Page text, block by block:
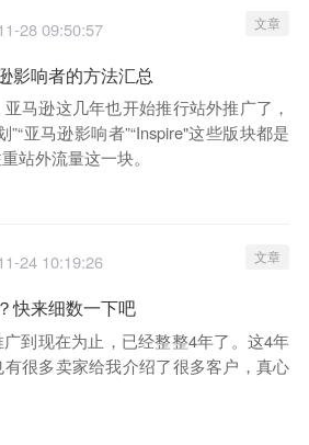
28 09:50:57 文章
影响者的方法汇总
马逊这几年也开始推行站外推广了，
亚马逊影响者”“Inspire"这些版块都是
站外流量这一块。
24 10:19:26 文章
快来细数一下吧
到现在为止，已经整整4年了。这4年
很多卖家给我介绍了很多客户，真心